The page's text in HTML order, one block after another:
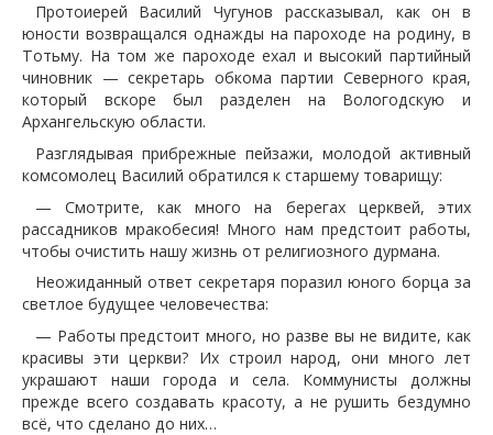
Протоиерей Василий Чугунов рассказывал, как он в
юности возвращался однажды на пароходе на родину, в
Тотьму. На том же пароходе ехал и высокий партийный
чиновник — секретарь обкома партии Северного края,
который вскоре был разделен на Вологодскую и
Архангельскую области.
Разглядывая прибрежные пейзажи, молодой активный
комсомолец Василий обратился к старшему товарищу:
— Смотрите, как много на берегах церквей, этих
рассадников мракобесия! Много нам предстоит работы,
чтобы очистить нашу жизнь от религиозного дурмана.
Неожиданный ответ секретаря поразил юного борца за
светлое будущее человечества:
— Работы предстоит много, но разве вы не видите, как
красивы эти церкви? Их строил народ, они много лет
украшают наши города и села. Коммунисты должны
прежде всего создавать красоту, а не рушить бездумно
всё, что сделано до них…